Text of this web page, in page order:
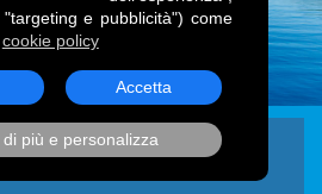
e pubblicità") come
cookie policy
Accetta
di più e personalizza